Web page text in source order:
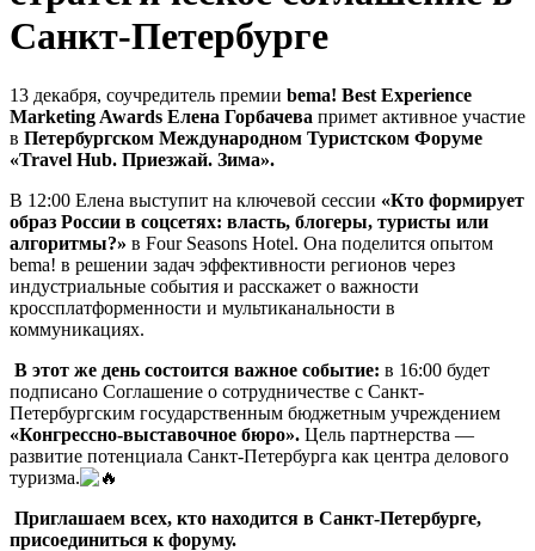
Санкт-Петербурге
13 декабря, соучредитель премии bema! Best Experience
Marketing Awards Елена Горбачева примет активное участие
в Петербургском Международном Туристском Форуме
«Travel Hub. Приезжай. Зима».
В 12:00 Елена выступит на ключевой сессии «Кто формирует
образ России в соцсетях: власть, блогеры, туристы или
алгоритмы?» в Four Seasons Hotel. Она поделится опытом
bema! в решении задач эффективности регионов через
индустриальные события и расскажет о важности
кроссплатформенности и мультиканальности в
коммуникациях.
В этот же день состоится важное событие: в 16:00 будет
подписано Соглашение о сотрудничестве с Санкт-
Петербургским государственным бюджетным учреждением
«Конгрессно-выставочное бюро». Цель партнерства —
развитие потенциала Санкт-Петербурга как центра делового
туризма.
Приглашаем всех, кто находится в Санкт-Петербурге,
присоединиться к форуму.